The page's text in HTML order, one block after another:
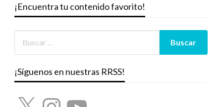
¡Encuentra tu contenido favorito!
¡Síguenos en nuestras RRSS!
X InstagramYouTube